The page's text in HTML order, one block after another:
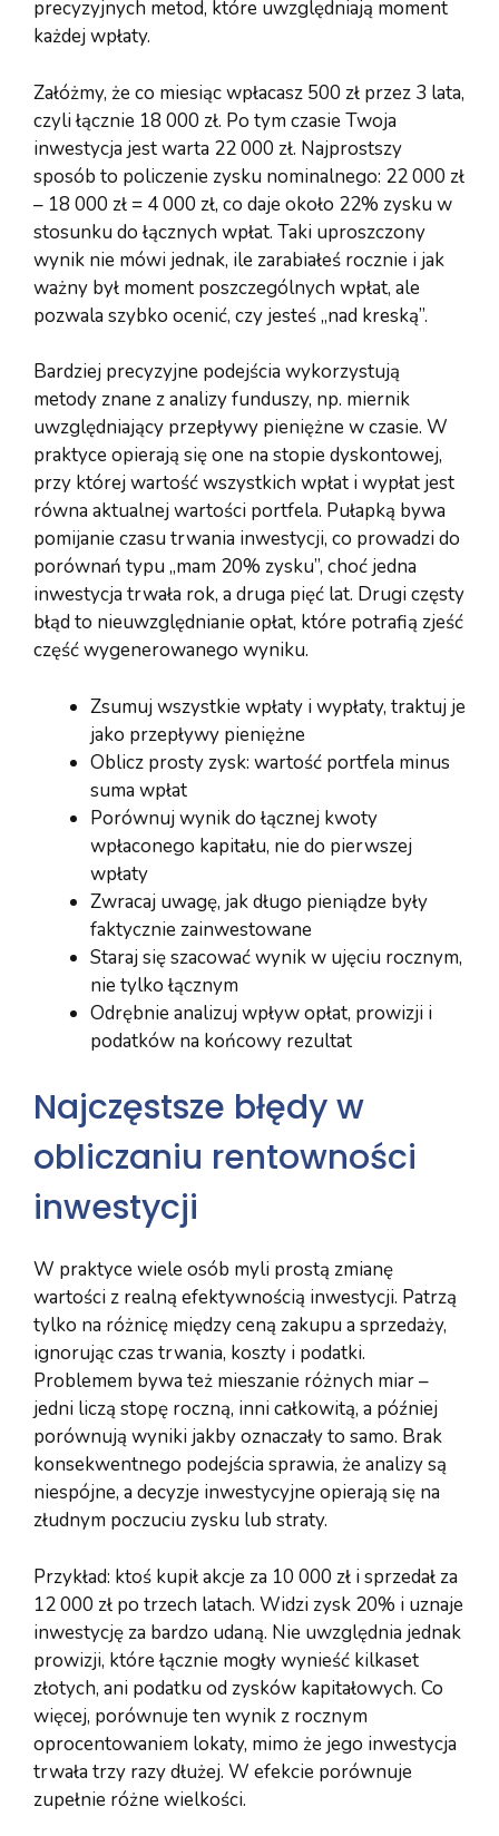
precyzyjnych metod, które uwzględniają moment
każdej wpłaty.
Załóżmy, że co miesiąc wpłacasz 500 zł przez 3 lata,
czyli łącznie 18 000 zł. Po tym czasie Twoja
inwestycja jest warta 22 000 zł. Najprostszy
sposób to policzenie zysku nominalnego: 22 000 zł
– 18 000 zł = 4 000 zł, co daje około 22% zysku w
stosunku do łącznych wpłat. Taki uproszczony
wynik nie mówi jednak, ile zarabiałeś rocznie i jak
ważny był moment poszczególnych wpłat, ale
pozwala szybko ocenić, czy jesteś „nad kreską”.
Bardziej precyzyjne podejścia wykorzystują
metody znane z analizy funduszy, np. miernik
uwzględniający przepływy pieniężne w czasie. W
praktyce opierają się one na stopie dyskontowej,
przy której wartość wszystkich wpłat i wypłat jest
równa aktualnej wartości portfela. Pułapką bywa
pomijanie czasu trwania inwestycji, co prowadzi do
porównań typu „mam 20% zysku”, choć jedna
inwestycja trwała rok, a druga pięć lat. Drugi częsty
błąd to nieuwzględnianie opłat, które potrafią zjeść
część wygenerowanego wyniku.
Zsumuj wszystkie wpłaty i wypłaty, traktuj je
jako przepływy pieniężne
Oblicz prosty zysk: wartość portfela minus
suma wpłat
Porównuj wynik do łącznej kwoty
wpłaconego kapitału, nie do pierwszej
wpłaty
Zwracaj uwagę, jak długo pieniądze były
faktycznie zainwestowane
Staraj się szacować wynik w ujęciu rocznym,
nie tylko łącznym
Odrębnie analizuj wpływ opłat, prowizji i
podatków na końcowy rezultat
Najczęstsze błędy w
obliczaniu rentowności
inwestycji
W praktyce wiele osób myli prostą zmianę
wartości z realną efektywnością inwestycji. Patrzą
tylko na różnicę między ceną zakupu a sprzedaży,
ignorując czas trwania, koszty i podatki.
Problemem bywa też mieszanie różnych miar –
jedni liczą stopę roczną, inni całkowitą, a później
porównują wyniki jakby oznaczały to samo. Brak
konsekwentnego podejścia sprawia, że analizy są
niespójne, a decyzje inwestycyjne opierają się na
złudnym poczuciu zysku lub straty.
Przykład: ktoś kupił akcje za 10 000 zł i sprzedał za
12 000 zł po trzech latach. Widzi zysk 20% i uznaje
inwestycję za bardzo udaną. Nie uwzględnia jednak
prowizji, które łącznie mogły wynieść kilkaset
złotych, ani podatku od zysków kapitałowych. Co
więcej, porównuje ten wynik z rocznym
oprocentowaniem lokaty, mimo że jego inwestycja
trwała trzy razy dłużej. W efekcie porównuje
zupełnie różne wielkości.